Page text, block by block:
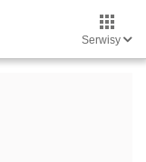
Serwisy